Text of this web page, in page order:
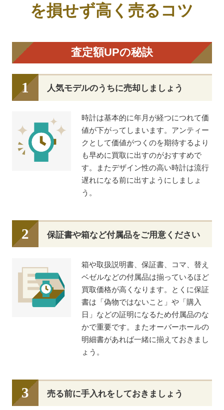
を損せず高く売るコツ
査定額UPの秘訣
人気モデルのうちに売却しましょう
時計は基本的に年月が経つにつれて価
値が下がってしまいます。アンティー
クとして価値がつくのを期待するより
も早めに買取に出すのがおすすめで
す。またデザイン性の高い時計は流行
遅れになる前に出すようにしましょ
う。
保証書や箱など付属品をご用意ください
箱や取扱説明書、保証書、コマ、替え
ベゼルなどの付属品は揃っているほど
買取価格が高くなります。とくに保証
書は「偽物ではないこと」や「購入
日」などの証明になるため付属品のな
かで重要です。またオーバーホールの
明細書があれば一緒に揃えておきまし
ょう。
売る前に手入れをしておきましょう